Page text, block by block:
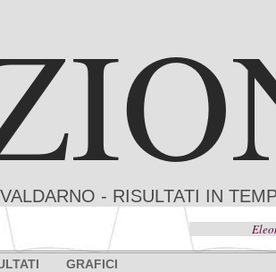
- RISULTATI IN
Eleonline |
GRAFICI